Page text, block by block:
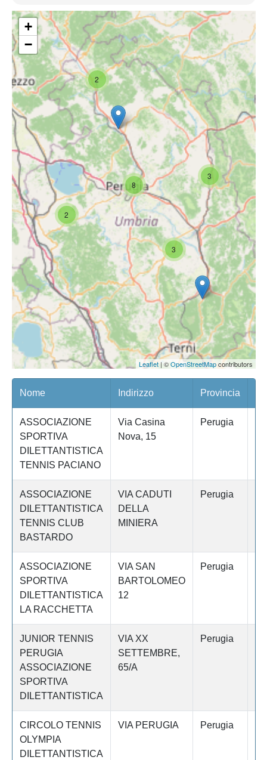
2
3
2
3
8
+
−
Leaflet| ©OpenStreetMapcontributors
Nome Indirizzo Provincia
ASSOCIAZIONE
SPORTIVA
DILETTANTISTICA
TENNIS PACIANO
Via Casina
Nova, 15
Perugia
ASSOCIAZIONE
DILETTANTISTICA
TENNIS CLUB
BASTARDO
VIA CADUTI
DELLA
MINIERA
Perugia
ASSOCIAZIONE
SPORTIVA
DILETTANTISTICA
LA RACCHETTA
VIA SAN
BARTOLOMEO
12
Perugia
JUNIOR TENNIS
PERUGIA
ASSOCIAZIONE
SPORTIVA
DILETTANTISTICA
VIA XX
SETTEMBRE,
65/A
Perugia
CIRCOLO TENNIS
OLYMPIA
DILETTANTISTICA
VIA PERUGIA Perugia